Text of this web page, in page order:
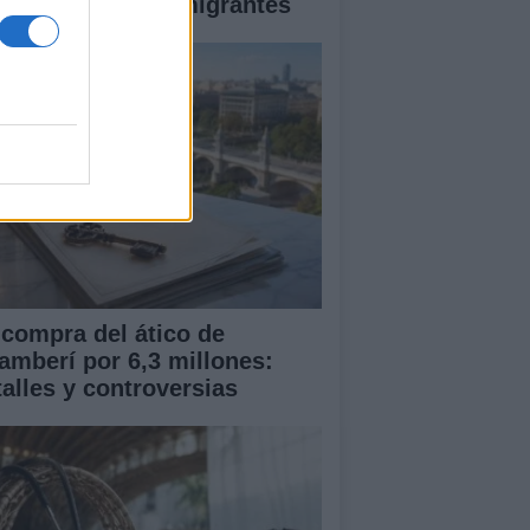
del ático de
por 6,3 millones:
y controversias